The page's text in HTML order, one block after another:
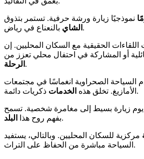
نموذجيًا زيارة ورشة حرفية. تستمر بتذوق
الشاي بالنعناع في رياض.
الحقيقية مع السكان المحليين. إن
أو المشاركة في احتفال محلي تعزز من
الرحلة .
السياحة الصحراوية انغماسًا في مجتمعات
الأمازيغ. تخلق هذه الخدمات ذكريات دائمة.
زيارة بسيط إلى مغامرة شخصية. تسمح
بفهم روح هذا
البلد .
مركزية للسكان المحليين. وبالتالي، يستفيد
السياحة مباشرة من الحفاظ على التراث.